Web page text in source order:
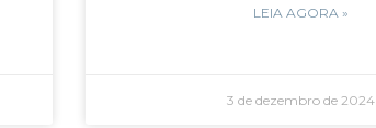
LEIA AGORA »
3 de dezembro de 2024